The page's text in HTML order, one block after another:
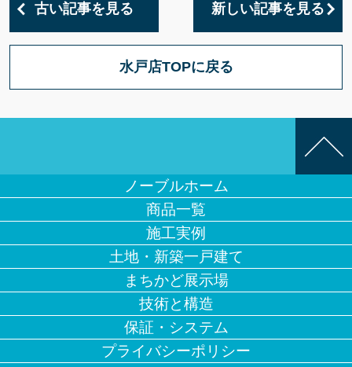
古い記事を見る 新しい記事を見る
水戸店TOPに戻る
ノーブルホーム
商品一覧
施工実例
土地・新築一戸建て
まちかど展示場
技術と構造
保証・システム
プライバシーポリシー